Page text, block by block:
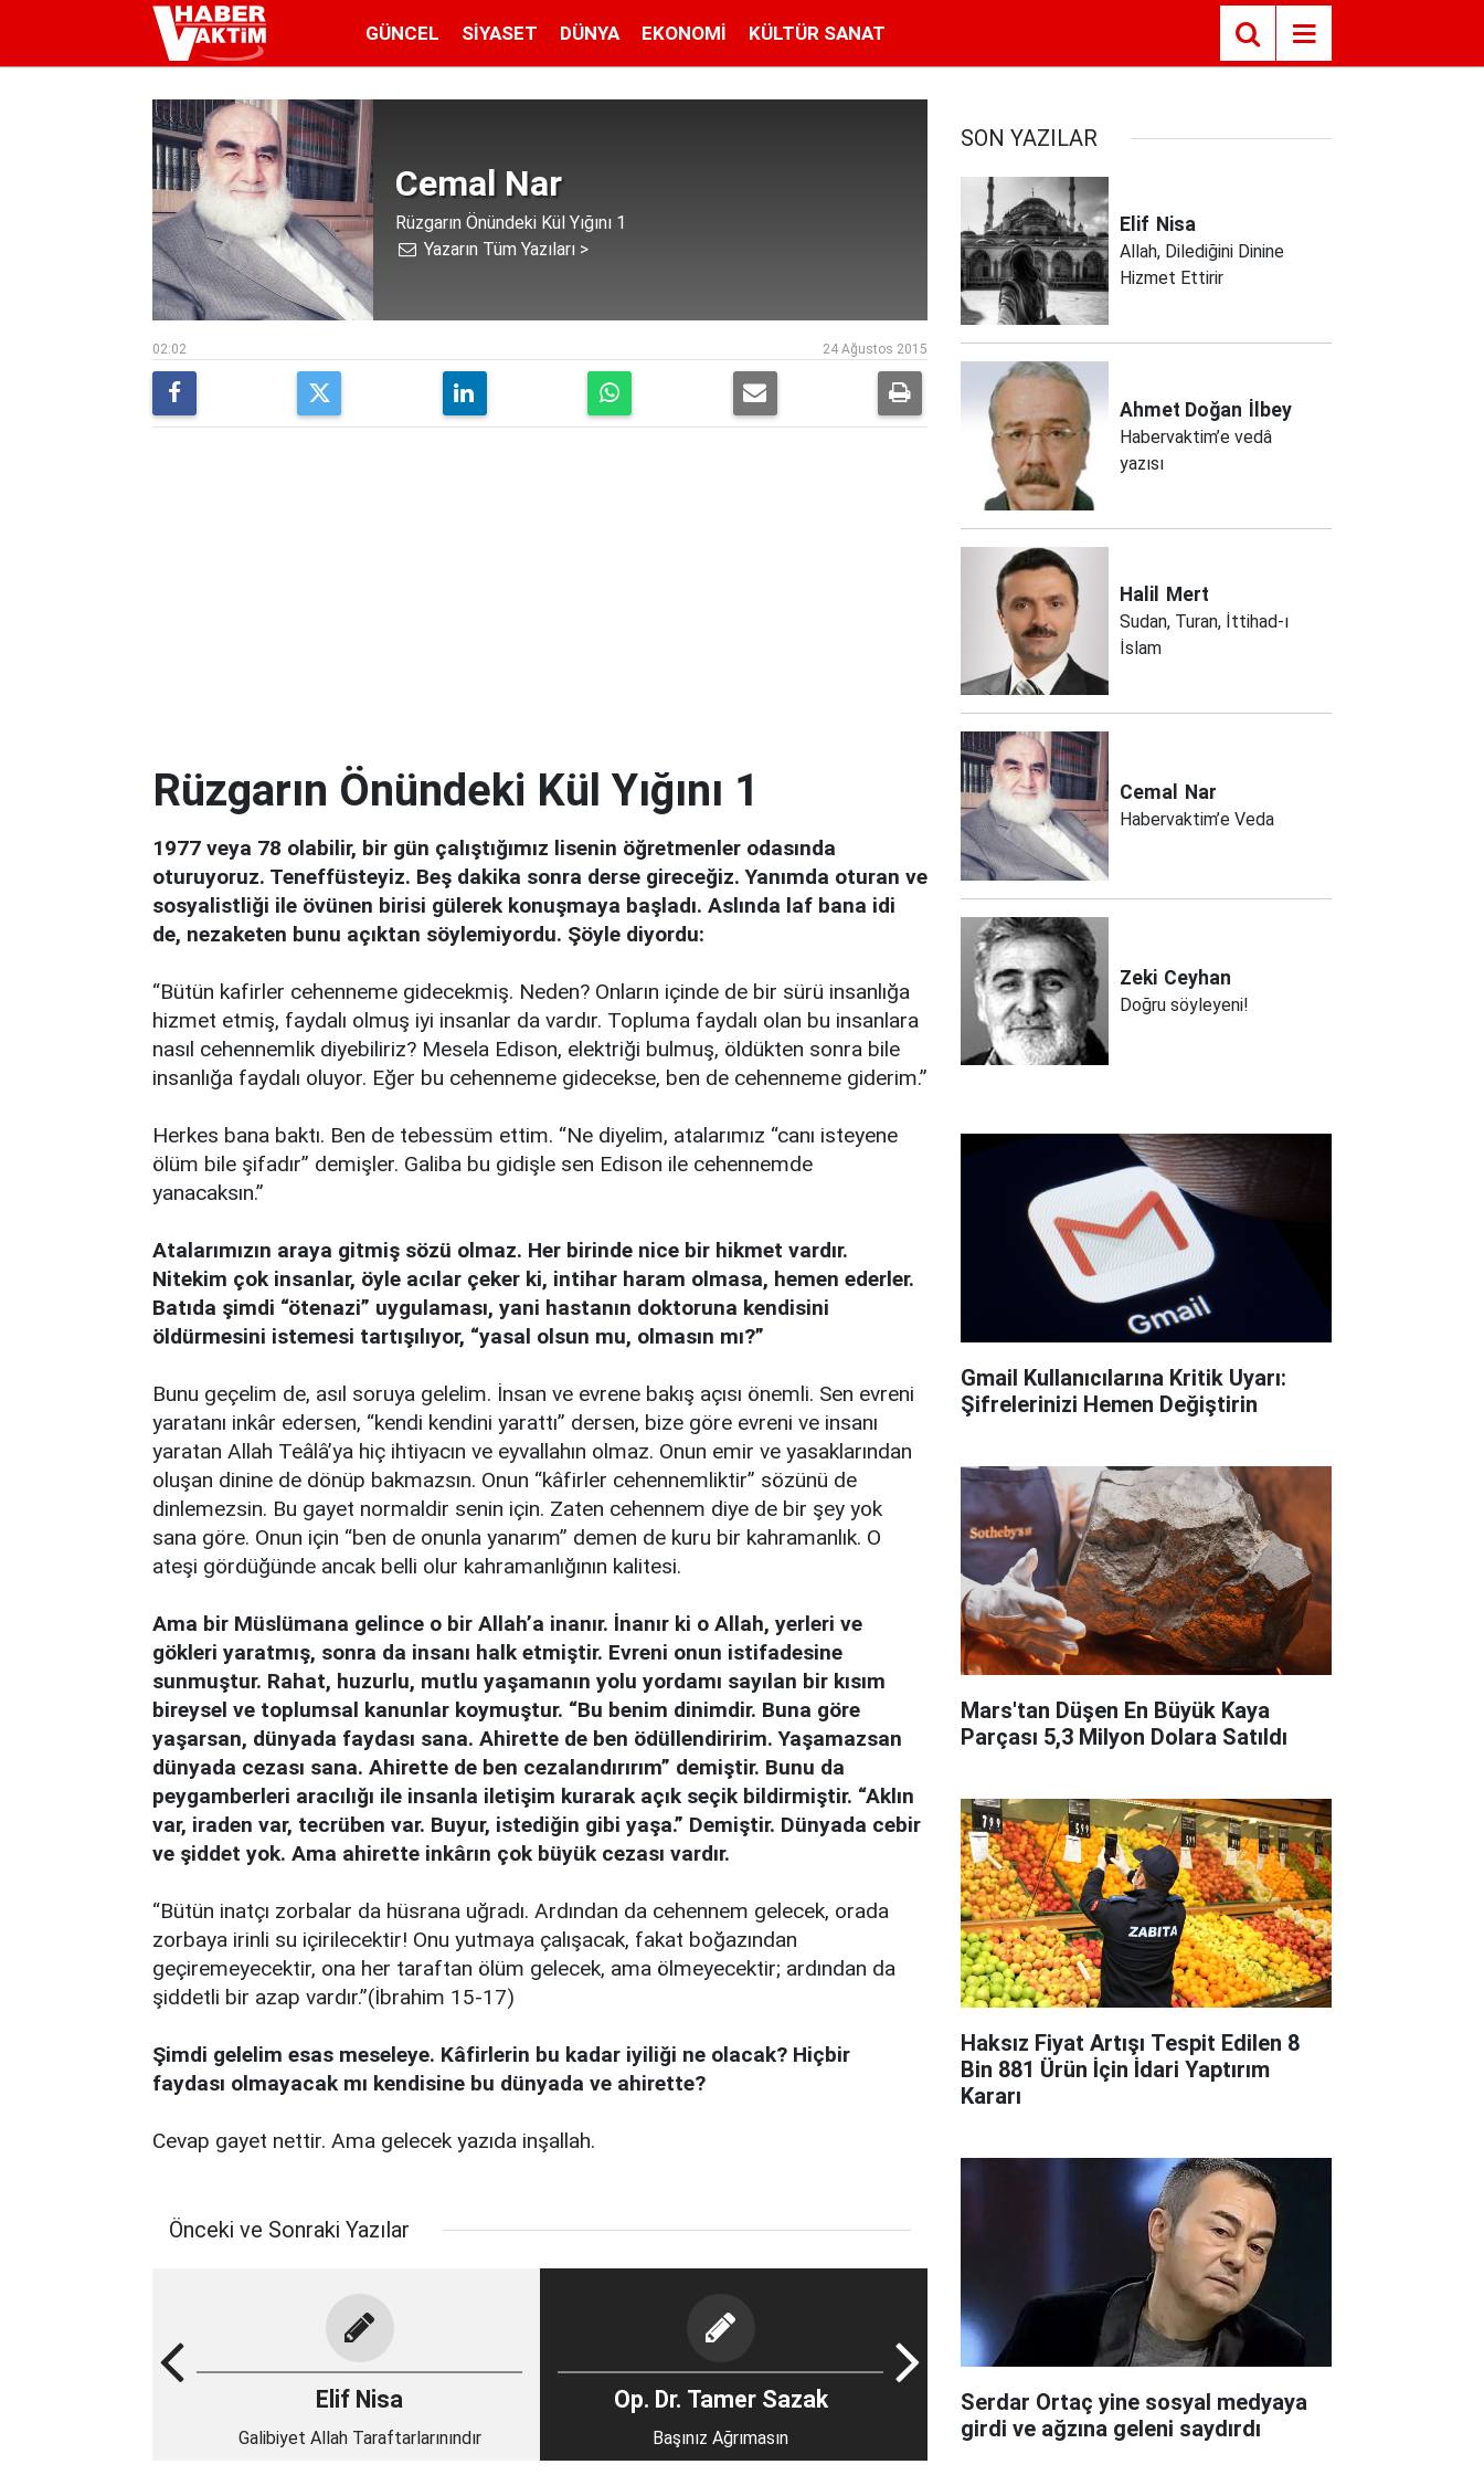
GÜNCEL SIYASET DÜNYA EKONOMI KÜLTÜR SANAT
Cemal Nar
Rüzgarın Önündeki Kül Yığını 1
Yazarın Tüm Yazıları >
02:02 24 Ağustos 2015
Rüzgarın Önündeki Kül Yığını 1
1977 veya 78 olabilir, bir gün çalıştığımız lisenin öğretmenler odasında
oturuyoruz. Teneffüsteyiz. Beş dakika sonra derse gireceğiz. Yanımda oturan ve
sosyalistliği ile övünen birisi gülerek konuşmaya başladı. Aslında laf bana idi
de, nezaketen bunu açıktan söylemiyordu. Şöyle diyordu:
“Bütün kafirler cehenneme gidecekmiş. Neden? Onların içinde de bir sürü insanlığa
hizmet etmiş, faydalı olmuş iyi insanlar da vardır. Topluma faydalı olan bu insanlara
nasıl cehennemlik diyebiliriz? Mesela Edison, elektriği bulmuş, öldükten sonra bile
insanlığa faydalı oluyor. Eğer bu cehenneme gidecekse, ben de cehenneme giderim.”
Herkes bana baktı. Ben de tebessüm ettim. “Ne diyelim, atalarımız “canı isteyene
ölüm bile şifadır” demişler. Galiba bu gidişle sen Edison ile cehennemde
yanacaksın.”
Atalarımızın araya gitmiş sözü olmaz. Her birinde nice bir hikmet vardır.
Nitekim çok insanlar, öyle acılar çeker ki, intihar haram olmasa, hemen ederler.
Batıda şimdi “ötenazi” uygulaması, yani hastanın doktoruna kendisini
öldürmesini istemesi tartışılıyor, “yasal olsun mu, olmasın mı?”
Bunu geçelim de, asıl soruya gelelim. İnsan ve evrene bakış açısı önemli. Sen evreni
yaratanı inkâr edersen, “kendi kendini yarattı” dersen, bize göre evreni ve insanı
yaratan Allah Teâlâ’ya hiç ihtiyacın ve eyvallahın olmaz. Onun emir ve yasaklarından
oluşan dinine de dönüp bakmazsın. Onun “kâfirler cehennemliktir” sözünü de
dinlemezsin. Bu gayet normaldir senin için. Zaten cehennem diye de bir şey yok
sana göre. Onun için “ben de onunla yanarım” demen de kuru bir kahramanlık. O
ateşi gördüğünde ancak belli olur kahramanlığının kalitesi.
Ama bir Müslümana gelince o bir Allah’a inanır. İnanır ki o Allah, yerleri ve
gökleri yaratmış, sonra da insanı halk etmiştir. Evreni onun istifadesine
sunmuştur. Rahat, huzurlu, mutlu yaşamanın yolu yordamı sayılan bir kısım
bireysel ve toplumsal kanunlar koymuştur. “Bu benim dinimdir. Buna göre
yaşarsan, dünyada faydası sana. Ahirette de ben ödüllendiririm. Yaşamazsan
dünyada cezası sana. Ahirette de ben cezalandırırım” demiştir. Bunu da
peygamberleri aracılığı ile insanla iletişim kurarak açık seçik bildirmiştir. “Aklın
var, iraden var, tecrüben var. Buyur, istediğin gibi yaşa.” Demiştir. Dünyada cebir
ve şiddet yok. Ama ahirette inkârın çok büyük cezası vardır.
“Bütün inatçı zorbalar da hüsrana uğradı. Ardından da cehennem gelecek, orada
zorbaya irinli su içirilecektir! Onu yutmaya ça­lışacak, fakat boğazından
geçiremeyecektir, ona her taraftan ölüm gelecek, ama ölmeyecektir; ardından da
şiddetli bir azap vardır.”(İbrahim 15-17)
Şimdi gelelim esas meseleye. Kâfirlerin bu kadar iyiliği ne olacak? Hiçbir
faydası olmayacak mı kendisine bu dünyada ve ahirette?
Cevap gayet nettir. Ama gelecek yazıda inşallah.
Önceki ve Sonraki Yazılar
Elif Nisa
Galibiyet Allah Taraftarlarınındır
Op. Dr. Tamer Sazak
Başınız Ağrımasın
SON YAZILAR
Elif Nisa
Allah, Dilediğini Dinine
Hizmet Ettirir
Ahmet Doğan İlbey
Habervaktim’e vedâ
yazısı
Halil Mert
Sudan, Turan, İttihad-ı
İslam
Cemal Nar
Habervaktim’e Veda
Zeki Ceyhan
Doğru söyleyeni!
Gmail Kullanıcılarına Kritik Uyarı:
Şifrelerinizi Hemen Değiştirin
Mars'tan Düşen En Büyük Kaya
Parçası 5,3 Milyon Dolara Satıldı
Haksız Fiyat Artışı Tespit Edilen 8
Bin 881 Ürün İçin İdari Yaptırım
Kararı
Serdar Ortaç yine sosyal medyaya
girdi ve ağzına geleni saydırdı